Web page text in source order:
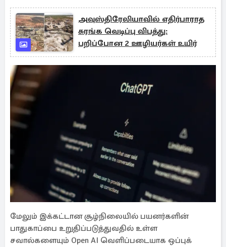
அவுஸ்திரேலியாவில் எதிர்பாராத
சுரங்க வெடிப்பு விபத்து:
பறிப்போன 2 ஊழியர்கள் உயிர்
மேலும் இக்கட்டான சூழ்நிலையில் பயனர்களின்
பாதுகாப்பை உறுதிப்படுத்துவதில் உள்ள
சவால்களையும் Open AI வெளிப்படையாக ஒப்புக்